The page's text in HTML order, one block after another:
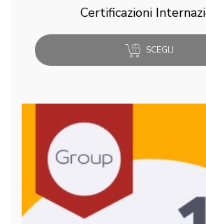
Certificazioni
SCEGLI